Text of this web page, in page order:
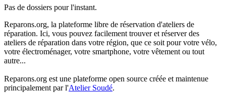
Pas de dossiers pour l'instant.
Reparons.org, la plateforme libre de réservation d'ateliers de
réparation. Ici, vous pouvez facilement trouver et réserver des
ateliers de réparation dans votre région, que ce soit pour votre vélo,
votre électroménager, votre smartphone, votre vêtement ou tout
autre...
Reparons.org est une plateforme open source créée et maintenue
principalement par l'Atelier Soudé.